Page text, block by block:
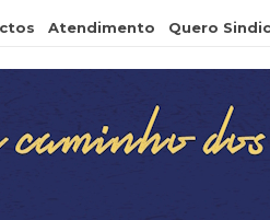
Atendimento Quero